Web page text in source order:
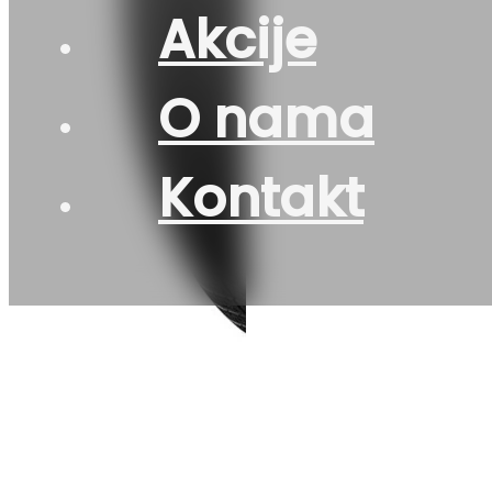
Akcije
O nama
Kontakt